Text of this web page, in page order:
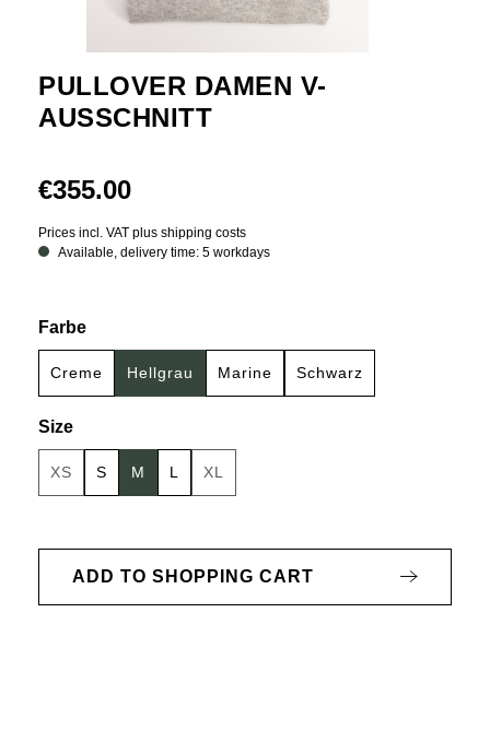
PULLOVER DAMEN V-
AUSSCHNITT
€355.00
Prices incl. VAT plus shipping costs
Available, delivery time: 5 workdays
Select
Farbe
Creme Hellgrau Marine Schwarz
Select
Size
XS(This option is currently unavailable.)
S M L XL(This option is currently unavailable.)
ADD TO SHOPPING CART